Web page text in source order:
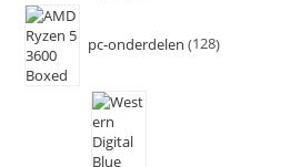
pc-onderdelen 128